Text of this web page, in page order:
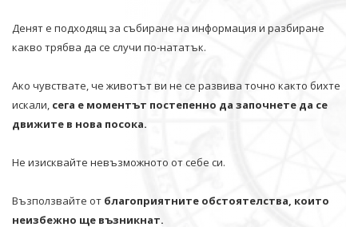
Денят е подходящ за събиране на информация и разбиране
какво трябва да се случи по-нататък.
Ако чувствате, че животът ви не се развива точно както бихте
искали, сега е моментът постепенно да започнете да се
движите в нова посока.
Не изисквайте невъзможното от себе си.
Възползвайте от благоприятните обстоятелства, които
неизбежно ще възникнат.